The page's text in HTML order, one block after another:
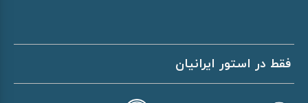
فقط در استور ایرانیان